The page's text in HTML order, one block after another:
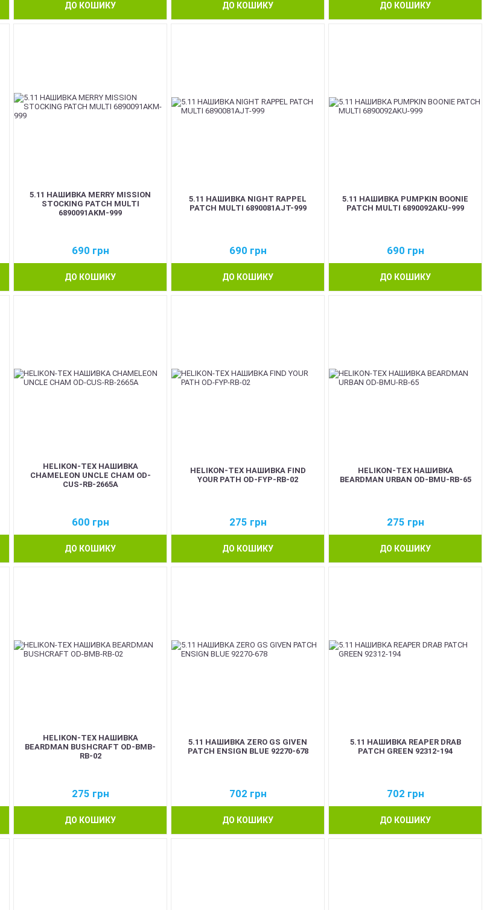
ДО КОШИКУ ДО КОШИКУ ДО КОШИКУ
5.11 НАШИВКА MERRY MISSION
STOCKING PATCH MULTI
6890091AKM-999
690 грн
ДО КОШИКУ
5.11 НАШИВКА NIGHT RAPPEL
PATCH MULTI 6890081AJT-999
690 грн
ДО КОШИКУ
5.11 НАШИВКА PUMPKIN BOONIE
PATCH MULTI 6890092AKU-999
690 грн
ДО КОШИКУ
HELIKON-TEX НАШИВКА
CHAMELEON UNCLE CHAM OD-
CUS-RB-2665A
600 грн
ДО КОШИКУ
HELIKON-TEX НАШИВКА FIND
YOUR PATH OD-FYP-RB-02
275 грн
ДО КОШИКУ
HELIKON-TEX НАШИВКА
BEARDMAN URBAN OD-BMU-RB-65
275 грн
ДО КОШИКУ
HELIKON-TEX НАШИВКА
BEARDMAN BUSHCRAFT OD-BMB-
RB-02
275 грн
ДО КОШИКУ
5.11 НАШИВКА ZERO GS GIVEN
PATCH ENSIGN BLUE 92270-678
702 грн
ДО КОШИКУ
5.11 НАШИВКА REAPER DRAB
PATCH GREEN 92312-194
702 грн
ДО КОШИКУ